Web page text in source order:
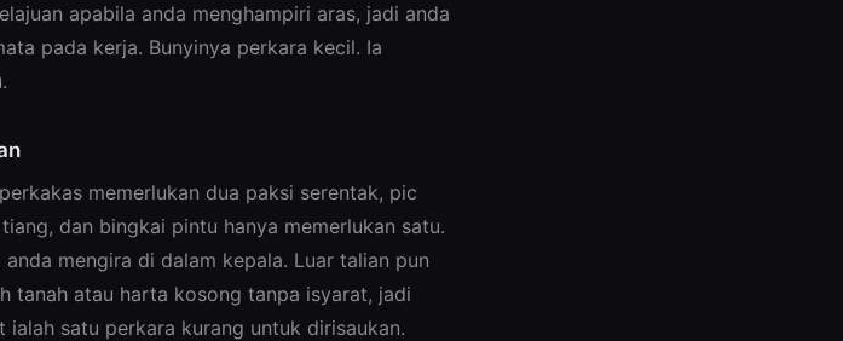
apabila anda menghampiri aras, jadi anda
pada kerja. Bunyinya perkara kecil. Ia
memerlukan dua paksi serentak, pic
dan bingkai pintu hanya memerlukan satu.
mengira di dalam kepala. Luar talian pun
tanah atau harta kosong tanpa isyarat, jadi
satu perkara kurang untuk dirisaukan.